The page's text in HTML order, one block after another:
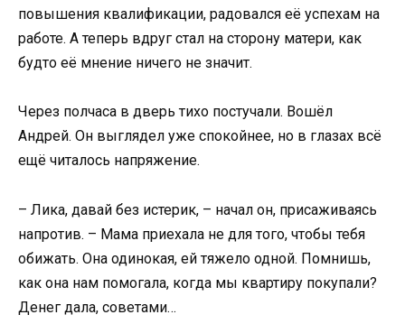
повышения квалификации, радовался её успехам на
работе. А теперь вдруг стал на сторону матери, как
будто её мнение ничего не значит.
Через полчаса в дверь тихо постучали. Вошёл
Андрей. Он выглядел уже спокойнее, но в глазах всё
ещё читалось напряжение.
– Лика, давай без истерик, – начал он, присаживаясь
напротив. – Мама приехала не для того, чтобы тебя
обижать. Она одинокая, ей тяжело одной. Помнишь,
как она нам помогала, когда мы квартиру покупали?
Денег дала, советами…